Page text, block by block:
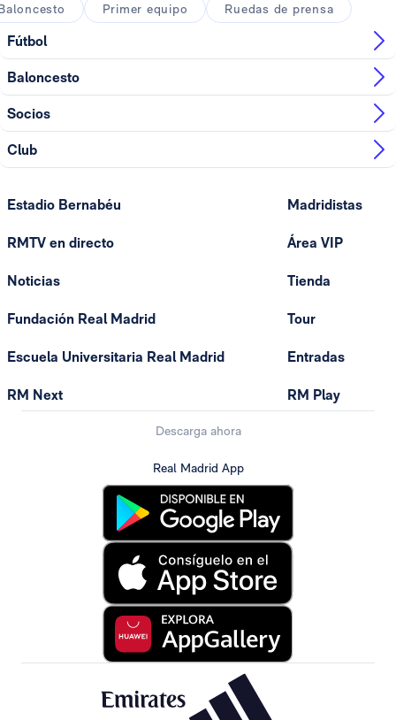
Primer equipo Ruedas de prensa
Fútbol
Baloncesto
Socios
Club
Estadio Bernabéu
RMTV en directo
Noticias
Fundación Real Madrid
Escuela Universitaria Real Madrid
RM Next
Madridistas
Área VIP
Tienda
Tour
Entradas
RM Play
Descarga ahora
Real Madrid App